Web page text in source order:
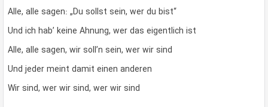
Alle, alle sagen: „Du sollst sein, wer du bist“
Und ich hab’ keine Ahnung, wer das eigentlich ist
Alle, alle sagen, wir soll’n sein, wer wir sind
Und jeder meint damit einen anderen
Wir sind, wer wir sind, wer wir sind